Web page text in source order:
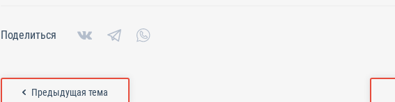
Поделиться
Предыдущая тема